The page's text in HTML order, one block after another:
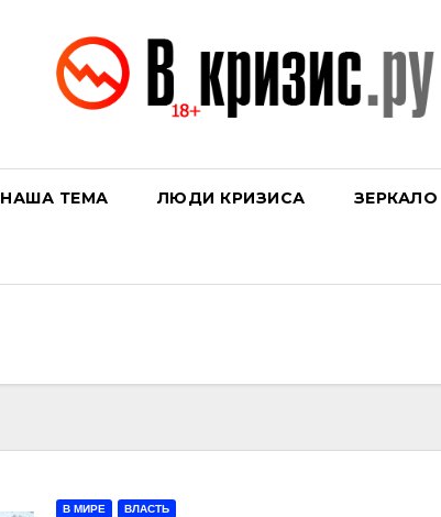
НАША ТЕМА ЛЮДИ КРИЗИСА ЗЕРКАЛО
В МИРЕ ВЛАСТЬ